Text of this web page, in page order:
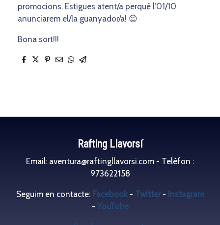
promocions. Estigues atent/a perquè l’01/10
anunciarem el/la guanyador/a! 😉
Bona sort!!!
Rafting Llavorsí
Email: aventura@raftingllavorsi.com - Telèfon :
973622158
Seguim en contacte: Facebook - Twitter - Instagram
- YouTube